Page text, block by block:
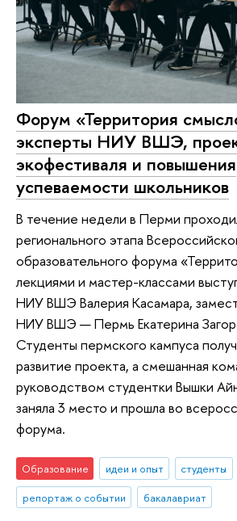
Форум «Территория
эксперты НИУ ВШЭ,
экофестиваля и повышения
успеваемости школьников
В течение недели в Перми
регионального этапа
образовательного форума
лекциями и мастер-классами
НИУ ВШЭ Валерия Касамара,
НИУ ВШЭ — Пермь Екатерина
Студенты пермского кампуса
развитие проекта, а смешанная
руководством студентки Вышки
заняла 3 место и прошла во
форума.
Образование идеи и опыт студенты
репортаж о событии
бакалавриат